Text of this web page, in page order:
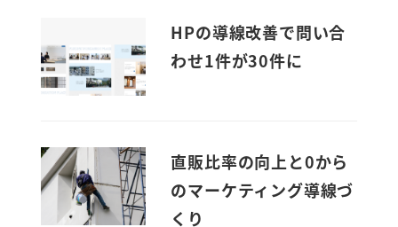
HPの導線改善で問い合
わせ1件が30件に
直販比率の向上と0から
のマーケティング導線づ
くり